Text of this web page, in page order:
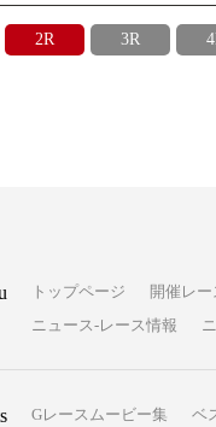
2R 3R
トップページ 開催レ
ニュース-レース情報
Gレースムービー集 ベ